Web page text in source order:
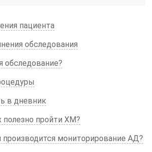
пациента
обследования
обследование?
в дневник
полезно пройти ХМ?
мониторирование АД?